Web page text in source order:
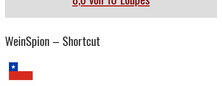
WeinSpion – Shortcut